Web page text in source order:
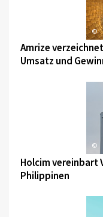
©
Amrize
Umsatz und
©
Holcim vereinbart
Philippinen